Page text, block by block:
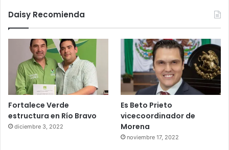
Daisy Recomienda
Fortalece Verde
estructura en Río Bravo
diciembre 3, 2022
Es Beto Prieto
vicecoordinador de
Morena
noviembre 17, 2022